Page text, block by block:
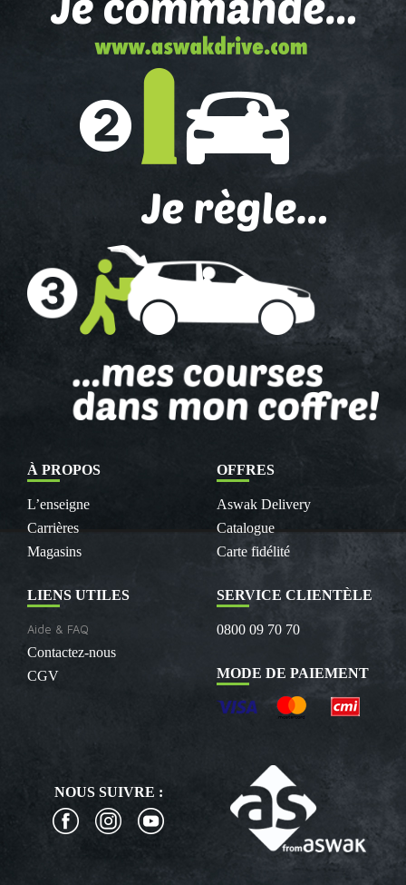
À PROPOS
L’enseigne
Carrières
Magasins
OFFRES
Aswak Delivery
Catalogue
Carte fidélité
LIENS UTILES
Aide & FAQ
Contactez-nous
CGV
SERVICE CLIENTÈLE
0800 09 70 70
MODE DE PAIEMENT
NOUS SUIVRE :